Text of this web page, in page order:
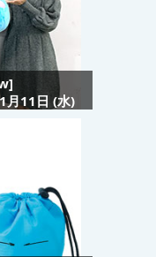
月11日 (水)